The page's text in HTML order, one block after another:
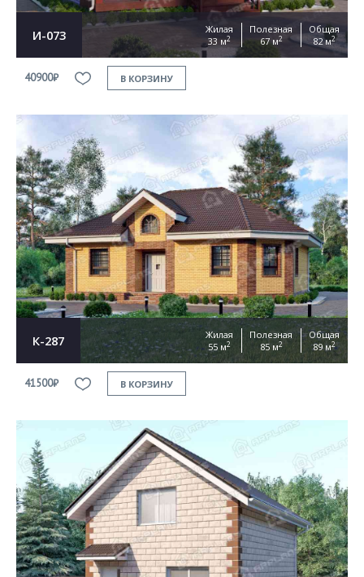
И-073
Жилая
33 м2
Полезная
67 м2
Общая
82 м2
40900₽ В КОРЗИНУ
К-287
Жилая
55 м2
Полезная
85 м2
Общая
89 м2
41500₽ В КОРЗИНУ